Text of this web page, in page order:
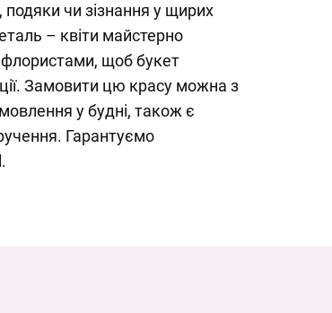
подяки чи зізнання у щирих
– квіти майстерно
щоб букет
Замовити цю красу можна з
у будні, також є
Гарантуємо